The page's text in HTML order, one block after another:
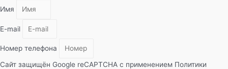
Имя
E-mail
Номер телефона
Сайт защищён Google reCAPTCHA с применением Политики